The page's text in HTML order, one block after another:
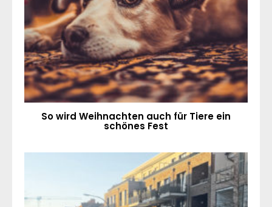
So wird Weihnachten auch für Tiere ein
schönes Fest